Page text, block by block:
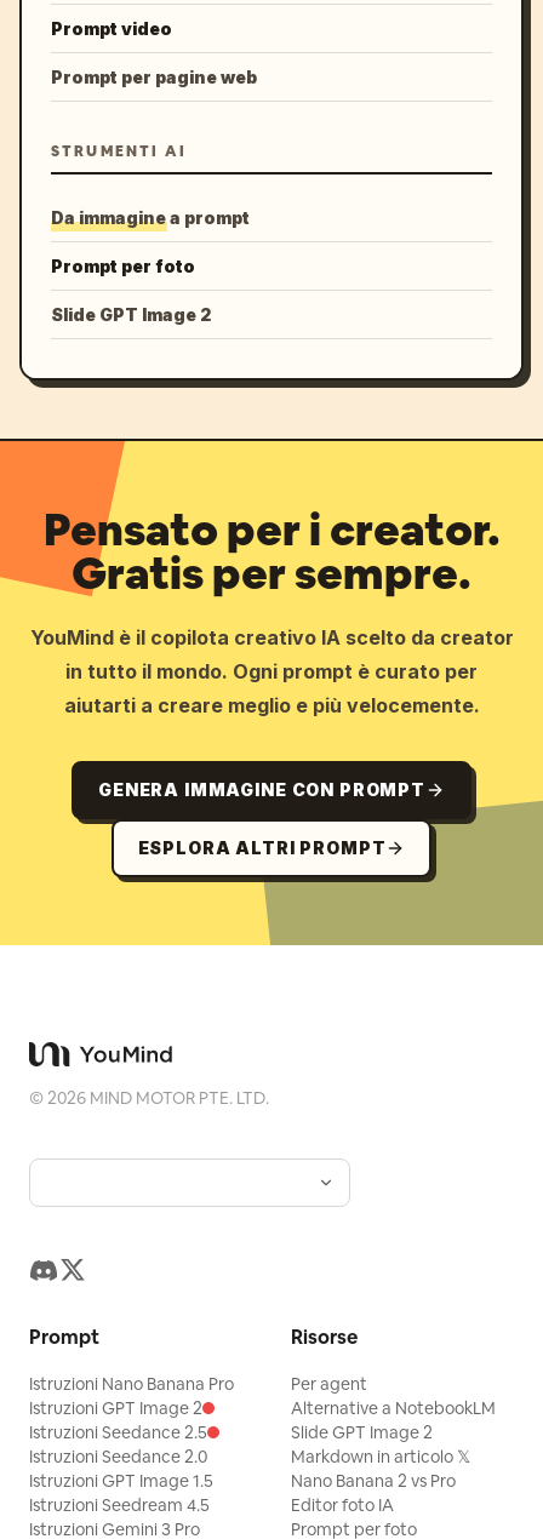
Prompt video
Prompt per pagine web
STRUMENTI AI
Da immagine a prompt
Prompt per foto
Slide GPT Image 2
Pensato per i creator.
Gratis per sempre.
YouMind è il copilota creativo IA scelto da creator
in tutto il mondo. Ogni prompt è curato per
aiutarti a creare meglio e più velocemente.
GENERA IMMAGINE CON PROMPT
ESPLORA ALTRI PROMPT
©2026 MIND MOTOR PTE. LTD.
Prompt
Istruzioni Nano Banana Pro
Istruzioni GPT Image 2
Istruzioni Seedance 2.5
Istruzioni Seedance 2.0
Istruzioni GPT Image 1.5
Istruzioni Seedream 4.5
Istruzioni Gemini 3 Pro
Risorse
Per agent
Alternative a NotebookLM
Slide GPT Image 2
Markdown in articolo 𝕏
Nano Banana 2 vs Pro
Editor foto IA
Prompt per foto